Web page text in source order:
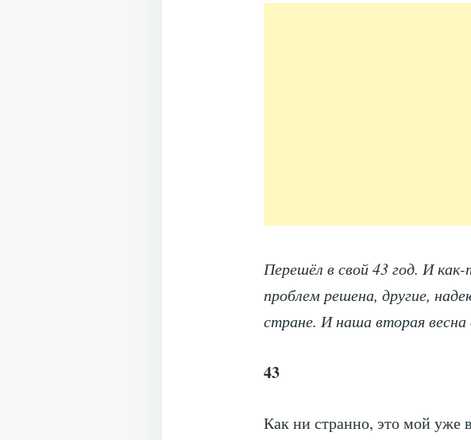
Перешёл в свой 43 год. И
проблем решена, другие,
стране. И наша вторая
43
Как ни странно, это мой уже